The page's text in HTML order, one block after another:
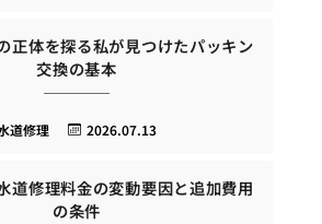
正体を探る私が見つけたパッキン
交換の基本
2026.07.13
道修理
道修理料金の変動要因と追加費用
の条件